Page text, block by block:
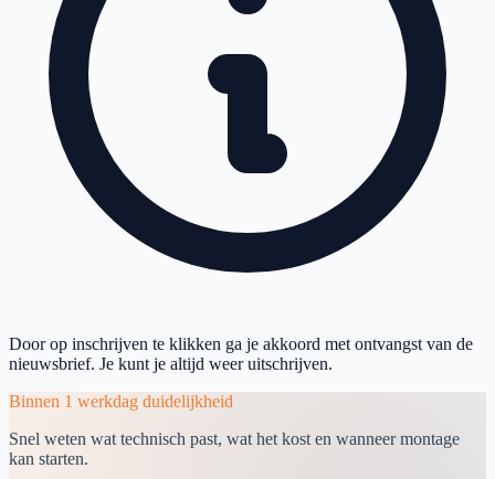
Door op inschrijven te klikken ga je akkoord met ontvangst van de
nieuwsbrief. Je kunt je altijd weer uitschrijven.
Binnen 1 werkdag duidelijkheid
Snel weten wat technisch past, wat het kost en wanneer montage
kan starten.